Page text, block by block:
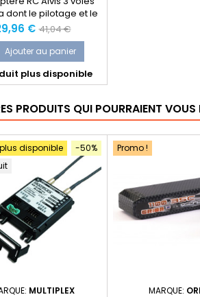
dont le pilotage et le
immédiatement par
et sa facilité
d'usage.
€ Prix
normal
41,04 €
Ajouter au panier
plus disponible
PRODUITS QUI POURRAIENT VOUS
-50%
disponible
MULTIPLEX
Promo !
MARQUE: